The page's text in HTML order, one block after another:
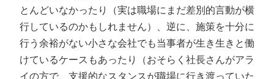
とんどいなかったり（実は職場にまだ差別的言動が横
行しているのかもしれません）、逆に、施策を十分に
行う余裕がない小さな会社でも当事者が生き生きと働
けているケースもあったり（おそらく社長さんがアラ
イの方で、支援的なスタンスが職場に行き渡っていた